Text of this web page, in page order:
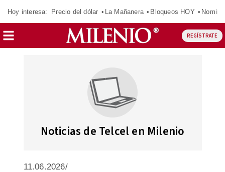
Hoy interesa: Precio del dólar La Mañanera Bloqueos HOY
REGÍSTRATE
Noticias de Telcel en Milenio
11.06.2026/